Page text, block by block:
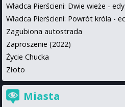
Władca Pierścieni: Dwie wieże -
Władca Pierścieni: Powrót króla -
Zagubiona autostrada
Zaproszenie (2022)
Życie Chucka
Złoto
Miasta